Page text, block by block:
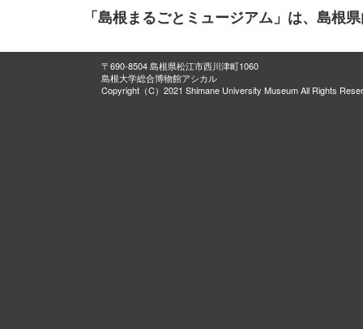
「島根まるごとミュージアム」は、島根
〒690-8504 島根県松江市西川津町1060
島根大学総合博物館アシカル
Copyright（C）2021 Shimane University Museum All Rights